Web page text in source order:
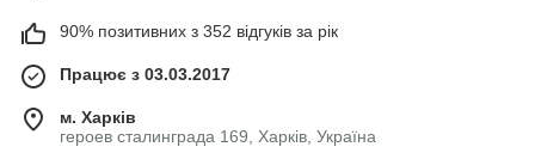
90% позитивних з 352 відгуків за рік
Працює з 03.03.2017
м. Харків
героев сталинграда 169, Харків, Україна